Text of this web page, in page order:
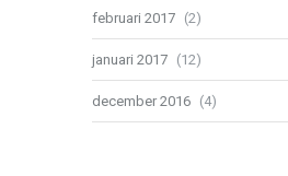
februari 2017 (2)
januari 2017 (12)
december 2016 (4)